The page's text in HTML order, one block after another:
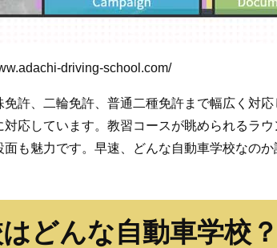
driving-school.com/
許、二輪免許、普通二種免許まで幅広く対
応しています。教習コースが眺められるラ
も魅力です。早速、どんな自動車学校なのか
どんな自動車学校？